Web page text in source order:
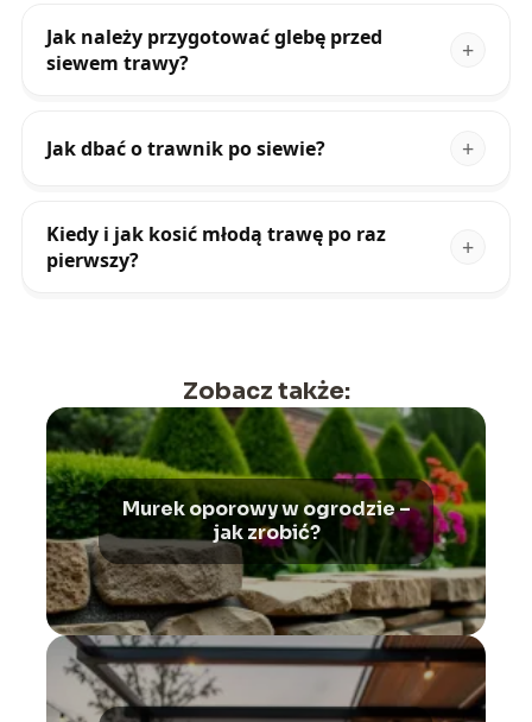
Jak należy przygotować glebę przed
siewem trawy?
Jak dbać o trawnik po siewie?
Kiedy i jak kosić młodą trawę po raz
pierwszy?
Zobacz także:
Murek oporowy w ogrodzie –
jak zrobić?